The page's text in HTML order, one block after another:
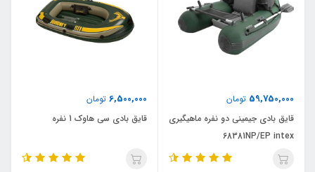
59,750,000 تومان
قایق بادی جیمینی دو نفره ماهیگیری
68381NP/EP intex
6,500,000 تومان
قایق بادی سی هاوک 1 نفره